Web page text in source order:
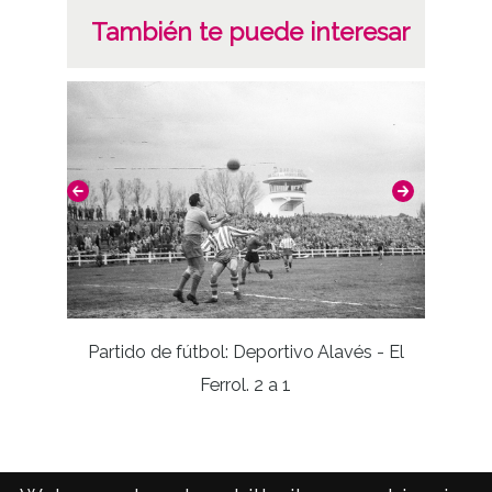
También te puede interesar
Partido de fútbol: Deportivo Alavés - El
Ferrol. 2 a 1